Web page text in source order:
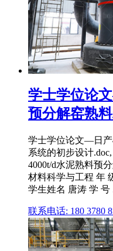
学士学位论
预分解窑熟
学士学位论文—日产
系统的初步设计
4000t/d水泥熟料预
材料科学与工程 年
学生姓名 唐涛 学 号
联系电话: 180 3780